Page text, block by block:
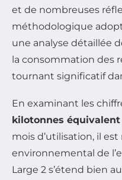
et de nombreuses
méthodologique
une analyse détaillée
la consommation des
tournant significatif
En examinant les
kilotonnes équivalent
mois d’utilisation, il
environnemental de
Large 2 s’étend bien